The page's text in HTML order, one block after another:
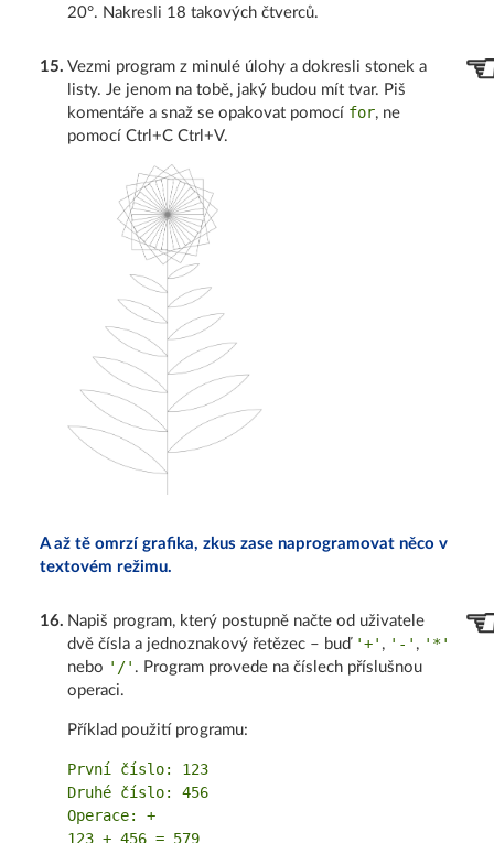
20°. Nakresli 18 takových čtverců.
15. Vezmi program z minulé úlohy a dokresli stonek a
listy. Je jenom na tobě, jaký budou mít tvar. Piš
komentáře a snaž se opakovat pomocí for, ne
pomocí Ctrl+C Ctrl+V.
A až tě omrzí grafika, zkus zase naprogramovat něco v
textovém režimu.
16. Napiš program, který postupně načte od uživatele
dvě čísla a jednoznakový řetězec – buď '+' , '-' , '*'
nebo '/' . Program provede na číslech příslušnou
operaci.
Příklad použití programu:
První číslo: 123
Druhé číslo: 456
Operace: +